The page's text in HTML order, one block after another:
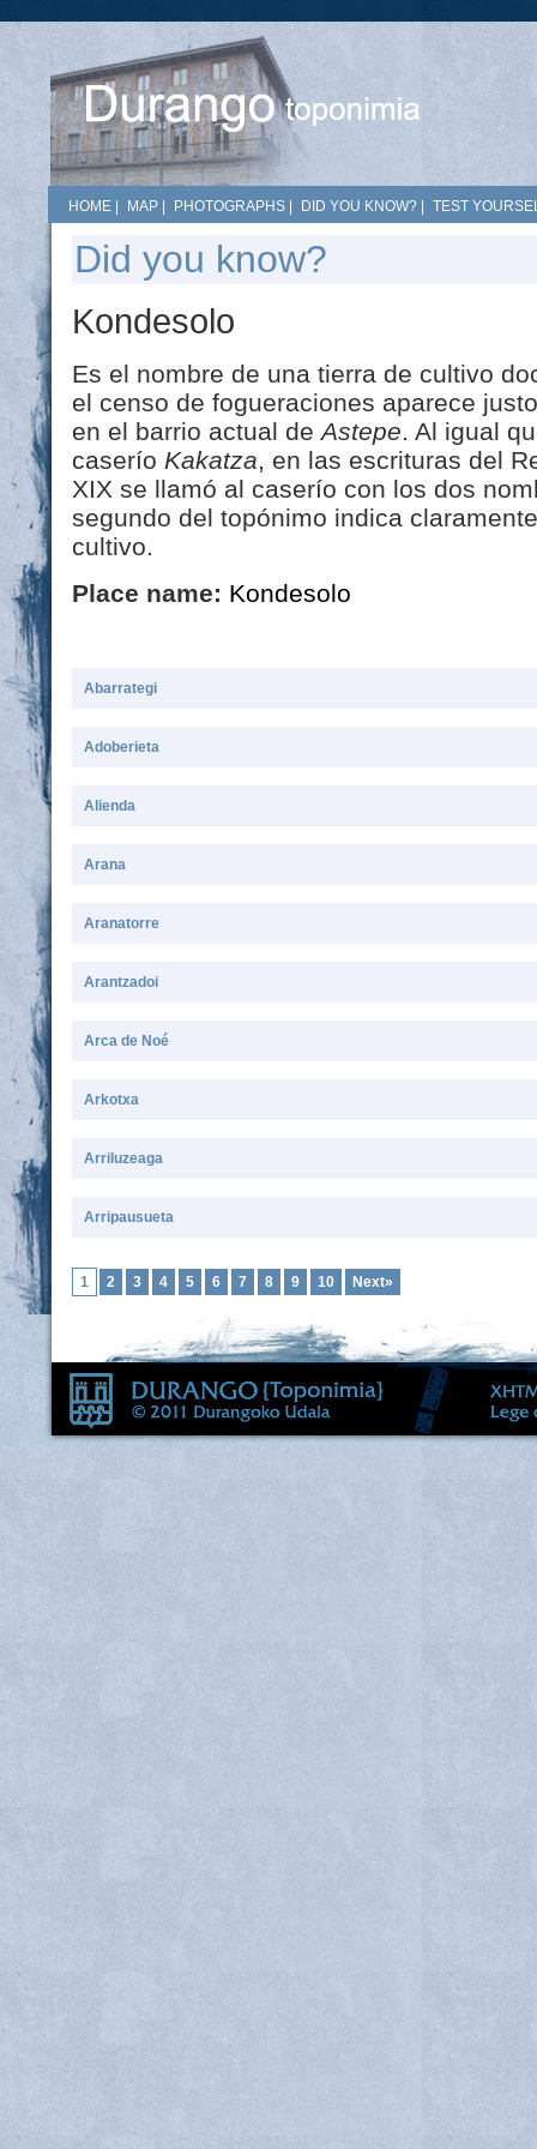
HOME MAP PHOTOGRAPHS DID YOU KNOW? TEST
Did you know?
Kondesolo
Es el nombre de una tierra de cultivo
el censo de fogueraciones aparece
en el barrio actual deAstepe. Al igual
caserío Kakatza, en las escrituras del
XIX se llamó al caserío con los dos
segundo del topónimo indica
cultivo.
Place name: Kondesolo
Abarrategi
Adoberieta
Alienda
Arana
Aranatorre
Arantzadoi
Arca de Noé
Arkotxa
Arriluzeaga
Arripausueta
1 2 3 4 5 6 7 8 9 10 Next»